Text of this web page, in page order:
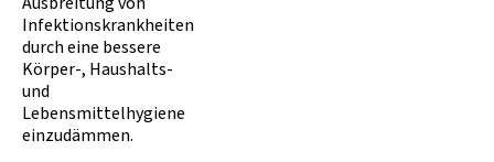
Infektionskrankheiten
durch eine bessere
Körper-, Haushalts-
und
Lebensmittelhygiene
einzudämmen.